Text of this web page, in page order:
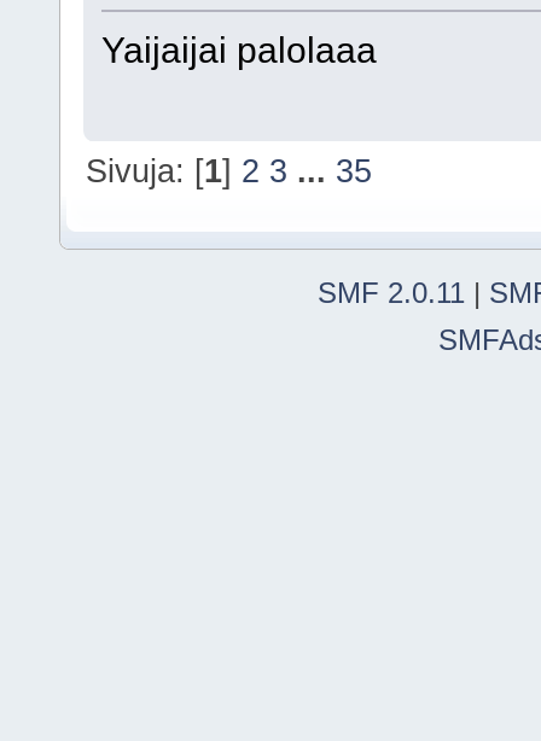
Yaijaijai palolaaa
Sivuja: [1] 2 3 ... 35
SMF 2.0.11 |